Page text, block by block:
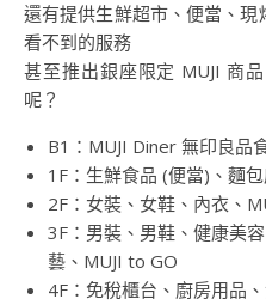
還有提供生鮮超市、便當、
看不到的服務
甚至推出銀座限定 MUJI 商
呢？
B1：MUJI Diner 無印良品
1F：生鮮食品 (便當)、麵
2F：女裝、女鞋、內衣、
3F：男裝、男鞋、健康美
藝、MUJI to GO
4F：免稅櫃台、廚房用品